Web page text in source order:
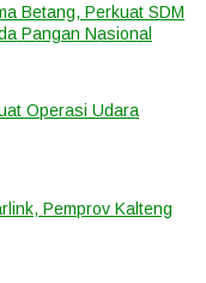
Betang, Perkuat SDM
Pangan Nasional
Operasi Udara
Pemprov Kalteng